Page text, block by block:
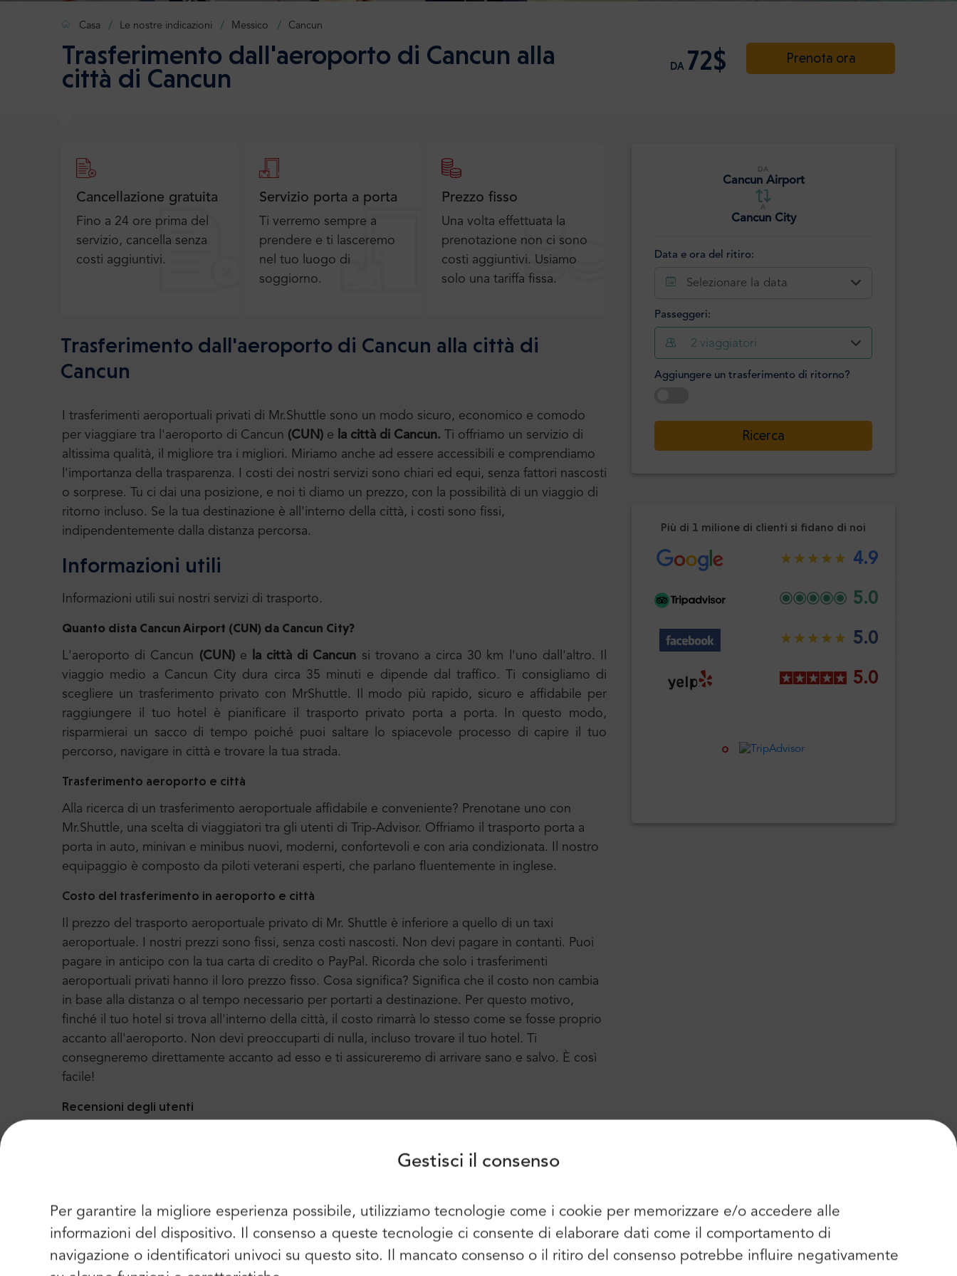
Gestisci il consenso
Per garantire la migliore esperienza possibile, utilizziamo tecnologie come i cookie per memorizzare e/o accedere alle
informazioni del dispositivo. Il consenso a queste tecnologie ci consente di elaborare dati come il comportamento di
navigazione o identificatori univoci su questo sito. Il mancato consenso o il ritiro del consenso potrebbe influire negativamente
Casa Le nostre indicazioni Messico Cancun
Trasferimento dall'aeroporto di Cancun alla
città di Cancun DA 72$ Prenota ora
DA
Cancun Airport
A
Cancun City
Data e ora del ritiro:
Selezionare la data
Ora
:
Minuto
Confermare
Passeggeri:
2 viaggiatori
Aggiungere un trasferimento di ritorno?
Ricerca
Più di 1 milione di clienti si fidano di noi
4.9
5.0
5.0
5.0
Cancellazione gratuita
Fino a 24 ore prima del
servizio, cancella senza
costi aggiuntivi.
Servizio porta a porta
Ti verremo sempre a
prendere e ti lasceremo
nel tuo luogo di
soggiorno.
Prezzo fisso
Una volta effettuata la
prenotazione non ci sono
costi aggiuntivi. Usiamo
solo una tariffa fissa.
Trasferimento dall'aeroporto di Cancun alla città di
Cancun
I trasferimenti aeroportuali privati di Mr.Shuttle sono un modo sicuro, economico e comodo
per viaggiare tra l'aeroporto di Cancun (CUN) e la città di Cancun.
Ti offriamo un servizio di
altissima qualità, il migliore tra i migliori. Miriamo anche ad essere accessibili e comprendiamo
l'importanza della trasparenza. I costi dei nostri servizi sono chiari ed equi, senza fattori nascosti
o sorprese. Tu ci dai una posizione, e noi ti diamo un prezzo, con la possibilità di un viaggio di
ritorno incluso. Se la tua destinazione è all'interno della città, i costi sono fissi,
indipendentemente dalla distanza percorsa.
Informazioni utili
Informazioni utili sui nostri servizi di trasporto.
Quanto dista Cancun Airport (CUN) da Cancun City?
L'aeroporto di Cancun (CUN)e la città di Cancun si trovano a circa 30 km l'uno dall'altro. Il
viaggio medio a Cancun City dura circa 35 minuti e dipende dal traffico. Ti consigliamo di
scegliere un trasferimento privato con MrShuttle. Il modo più rapido, sicuro e affidabile per
raggiungere il tuo hotel è pianificare il trasporto privato porta a porta. In questo modo,
risparmierai un sacco di tempo poiché puoi saltare lo spiacevole processo di capire il tuo
percorso, navigare in città e trovare la tua strada.
Trasferimento aeroporto e città
Alla ricerca di un trasferimento aeroportuale affidabile e conveniente? Prenotane uno con
Mr.Shuttle, una scelta di viaggiatori tra gli utenti di Trip-Advisor. Offriamo il trasporto porta a
porta in auto, minivan e minibus nuovi, moderni, confortevoli e con aria condizionata. Il nostro
equipaggio è composto da piloti veterani esperti, che parlano fluentemente in inglese.
Costo del trasferimento in aeroporto e città
Il prezzo del trasporto aeroportuale privato di Mr. Shuttle è inferiore a quello di un taxi
aeroportuale. I nostri prezzi sono fissi, senza costi nascosti. Non devi pagare in contanti. Puoi
pagare in anticipo con la tua carta di credito o PayPal. Ricorda che solo i trasferimenti
aeroportuali privati hanno il loro prezzo fisso. Cosa significa? Significa che il costo non cambia
in base alla distanza o al tempo necessario per portarti a destinazione. Per questo motivo,
finché il tuo hotel si trova all'interno della città, il costo rimarrà lo stesso come se fosse proprio
accanto all'aeroporto. Non devi preoccuparti di nulla, incluso trovare il tuo hotel. Ti
consegneremo direttamente accanto ad esso e ti assicureremo di arrivare sano e salvo. È così
facile!
Recensioni degli utenti
tutto il mondo a Cracovia, Danzica e molte altre città europee. Mr.Shuttle ha ricevuto molti
anno dal 2004. Lì puoi trovare più di 2100 recensioni positive e molti clienti abituali felici.
Continuare a utilizzare i seguenti
È possibile utilizzare anche l'e-mail e
la password:
Nome: